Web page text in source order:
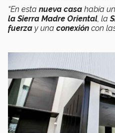
“En esta nueva casa había
la Sierra Madre Oriental , la
fuerza y una conexión con